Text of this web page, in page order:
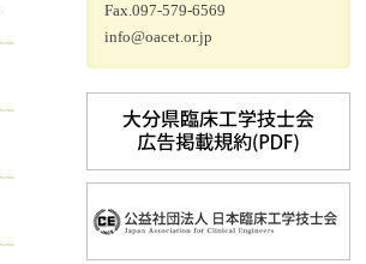
Fax.097-579-6569
info@oacet.or.jp